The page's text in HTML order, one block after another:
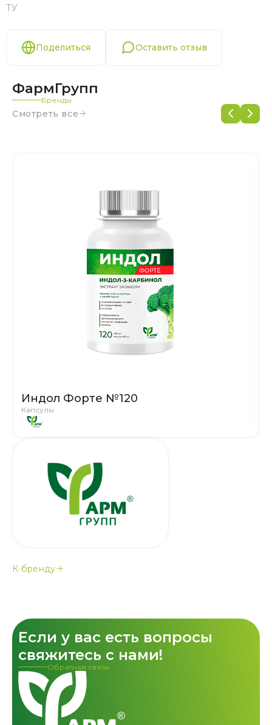
ТУ
Поделиться Оставить отзыв
ФармГрупп
Бренды
Смотреть все
К бренду
Индол Форте №120
Капсулы
Если у вас есть вопросы
свяжитесь с нами!
Обратная связь